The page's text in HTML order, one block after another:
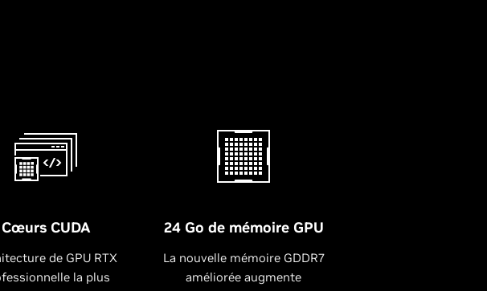
Cœurs CUDA
de GPU RTX
la plus
24 Go de mémoire GPU
La nouvelle mémoire GDDR7
améliorée augmente